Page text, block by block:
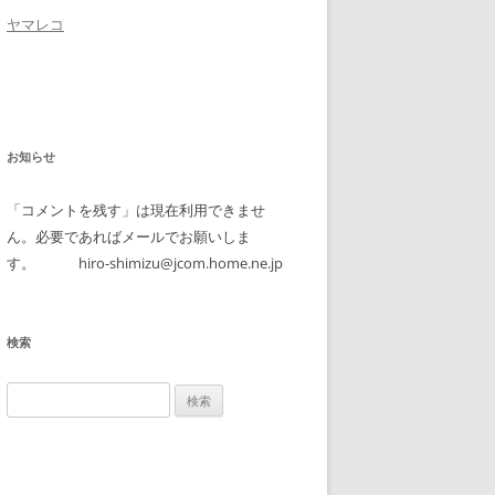
ヤマレコ
お知らせ
「コメントを残す」は現在利用できませ
ん。必要であればメールでお願いしま
す。 hiro-shimizu@jcom.home.ne.jp
検索
索: